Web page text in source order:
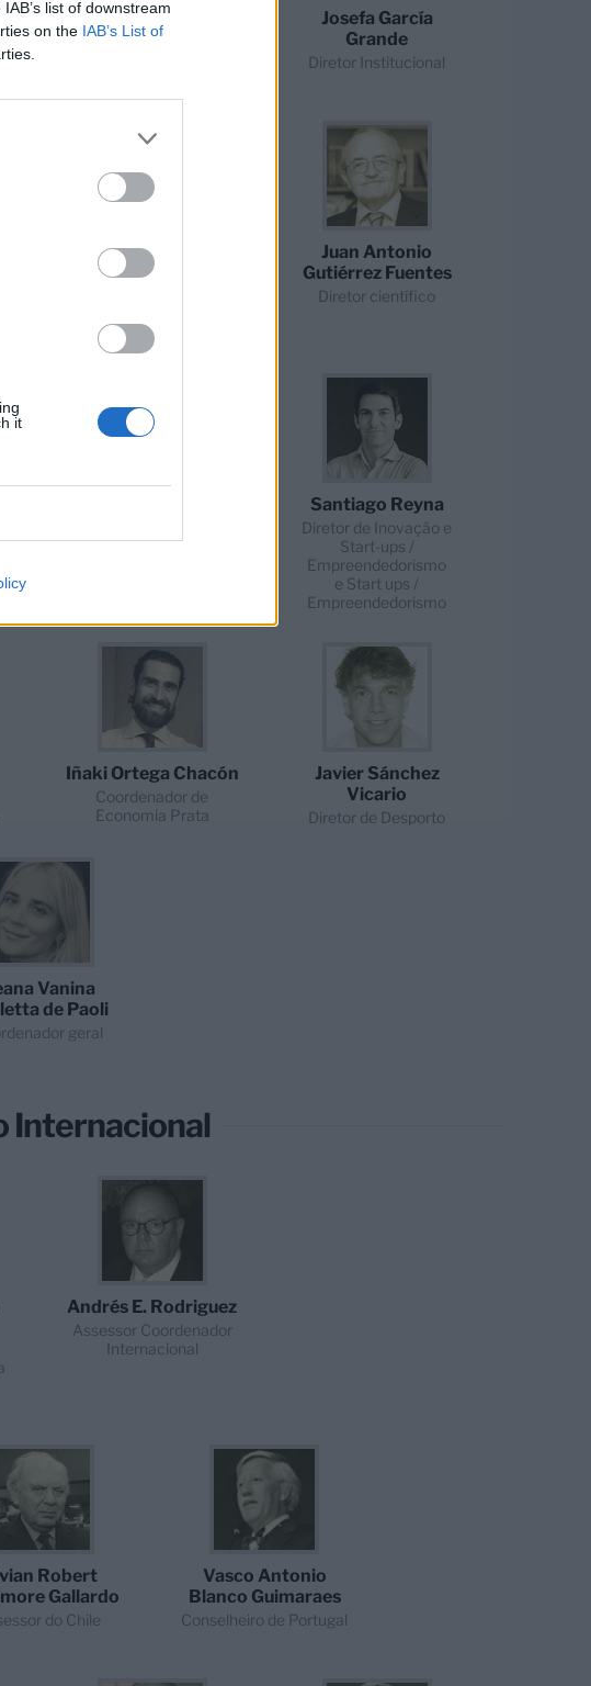
list of downstream
on the IAB’s List of
it
Ismael Crespo
Martínez
Josefa García
Grande
Diretor Institucional
Fernando Jauregui
Diretor de Estratégia
Juan Antonio
Gutiérrez Fuentes
Diretor científico
Santiago Reyna
Diretor de Inovação e
Start-ups /
Empreendedorismo
e Start ups /
Empreendedorismo
Iñaki Ortega Chacón
Coordenador de
Economia Prata
Javier Sánchez
Vicario
Diretor de Desporto
Vanina
de Paoli
geral
Internacional
Andrés E. Rodriguez
Assessor Coordenador
Internacional
Robert
Gallardo
do Chile
Vasco Antonio
Blanco Guimaraes
Conselheiro de Portugal